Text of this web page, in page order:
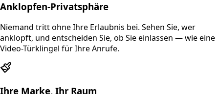
Anklopfen-Privatsphäre
Niemand tritt ohne Ihre Erlaubnis bei. Sehen Sie, wer
anklopft, und entscheiden Sie, ob Sie einlassen — wie eine
Video-Türklingel für Ihre Anrufe.
Ihre Marke, Ihr Raum